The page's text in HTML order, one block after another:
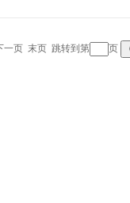
一页 末页 跳转到第 页